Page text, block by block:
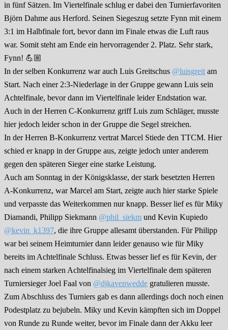
in fünf Sätzen. Im Viertelfinale schlug er dabei den Turnierfavoriten
Björn Dahme aus Herford. Seinen Siegeszug setzte Fynn mit einem
3:1 im Halbfinale fort, bevor dann im Finale etwas die Luft raus
war. Somit steht am Ende ein hervorragender 2. Platz. Sehr stark,
Fynn! 💪🏼
In der selben Konkurrenz war auch Luis Greitschus @luisgreit am
Start. Nach einer 2:3-Niederlage in der Gruppe gewann Luis sein
Achtelfinale, bevor dann im Viertelfinale leider Endstation war.
Auch in der Herren C-Konkurrenz griff Luis zum Schläger, musste
hier jedoch leider schon in der Gruppe die Segel streichen.
In der Herren B-Konkurrenz vertrat Marcel Stiede den TTCM. Hier
schied er knapp in der Gruppe aus, zeigte jedoch unter anderem
gegen den späteren Sieger eine starke Leistung.
Auch am Sonntag in der Königsklasse, der stark besetzten Herren
A-Konkurrenz, war Marcel am Start, zeigte auch hier starke Spiele
und verpasste das Weiterkommen nur knapp. Besser lief es für Miky
Diamandi, Philipp Siekmann @phil_siekm und Kevin Kupiedo
@kevin_k1397, die ihre Gruppe allesamt überstanden. Für Philipp
war bei seinem Heimturnier dann leider genauso wie für Miky
bereits im Achtelfinale Schluss. Etwas besser lief es für Kevin, der
nach einem starken Achtelfinalsieg im Viertelfinale dem späteren
Turniersieger Joel Faal von @djkavenwedde gratulieren musste.
Zum Abschluss des Turniers gab es dann allerdings doch noch einen
Podestplatz zu bejubeln. Miky und Kevin kämpften sich im Doppel
von Runde zu Runde weiter, bevor im Finale dann der Akku leer